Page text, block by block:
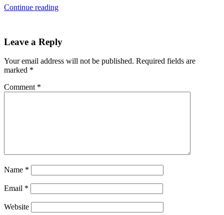
Continue reading
Leave a Reply
Your email address will not be published. Required fields are
marked *
Comment *
Name *
Email *
Website